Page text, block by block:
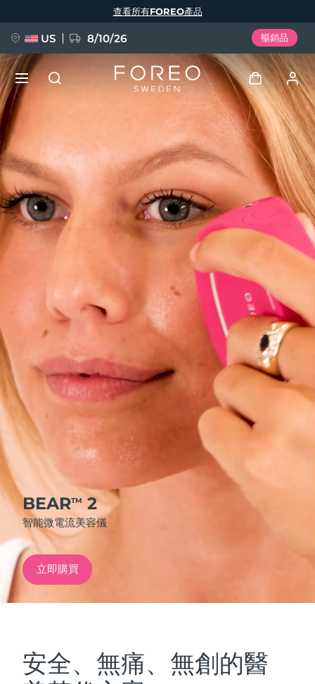
BEARTM 2
智能微電流美容儀
立即購買
安全、無痛、無創的醫
查看所有FOREO產品
US 8/10/26 暢銷品
登入
用戶信息
我的設備
我的訂單
我的地址
我的訂閱
FAQ™ Pure Beauty-Tech Elixir
BREAKING NEWS
issa™ Teeth Whitening Set
FAQ™ Dual LED Panel
熱門產品
特別優惠
紅光療法
語言
English Deutsch
Español
Français
Italiano
Português
Polski
Svenska
Русский
繁體中文
發貨國家
美國 預計送達日期8/10/26
英國 預計送達日期 8/9/26
西班牙 預計送達日期
澳洲 預計送達日期
法國 預計送達日期
德國
加拿大
奧地利 預計送達日期8/9/26